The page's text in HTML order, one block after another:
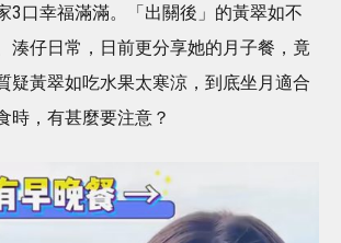
3口幸福滿滿。「出關後」的黃翠如不
湊仔日常，日前更分享她的月子餐，竟
疑黃翠如吃水果太寒涼，到底坐月適合
時，有甚麼要注意？